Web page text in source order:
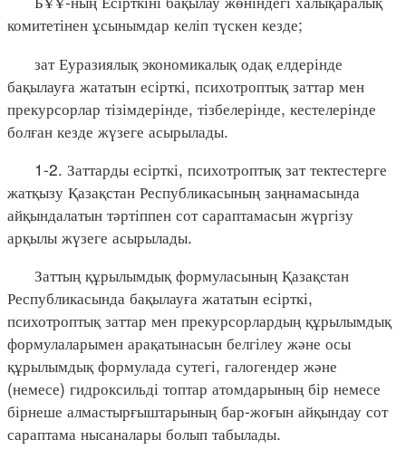
комитетінен ұсынымдар келіп түскен кезде;
зат Еуразиялық экономикалық одақ елдерінде
бақылауға жататын есірткі, психотроптық заттар мен
прекурсорлар тізімдерінде, тізбелерінде, кестелерінде
болған кезде жүзеге асырылады.
1-2. Заттарды есірткі, психотроптық зат тектестерге
жатқызу Қазақстан Республикасының заңнамасында
айқындалатын тәртіппен сот сараптамасын жүргізу
арқылы жүзеге асырылады.
Заттың құрылымдық формуласының Қазақстан
Республикасында бақылауға жататын есірткі,
психотроптық заттар мен прекурсорлардың құрылымдық
формулаларымен арақатынасын белгілеу және осы
құрылымдық формулада сутегі, галогендер және
(немесе) гидроксильді топтар атомдарының бір немесе
бірнеше алмастырғыштарының бар-жоғын айқындау сот
сараптама нысаналары болып табылады.